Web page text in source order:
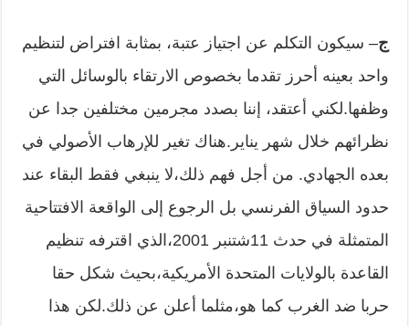
ج– سيكون التكلم عن اجتياز عتبة، بمثابة افتراض لتنظيم
واحد بعينه أحرز تقدما بخصوص الارتقاء بالوسائل التي
وظفها.لكني أعتقد، إننا بصدد مجرمين مختلفين جدا عن
نظرائهم خلال شهر يناير.هناك تغير للإرهاب الأصولي في
بعده الجهادي. من أجل فهم ذلك،لا ينبغي فقط البقاء عند
حدود السياق الفرنسي بل الرجوع إلى الواقعة الافتتاحية
المتمثلة في حدث 11شتنبر 2001،الذي اقترفه تنظيم
القاعدة بالولايات المتحدة الأمريكية،بحيث شكل حقا
حربا ضد الغرب كما هو،مثلما أعلن عن ذلك.لكن هذا